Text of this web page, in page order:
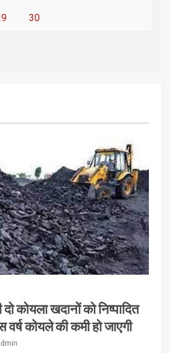
30
कोयला खदानों को निष्पादित
कोयले की कमी हो जाएगी